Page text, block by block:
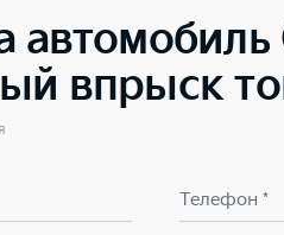
автомобиль
впрыск
Телефон *